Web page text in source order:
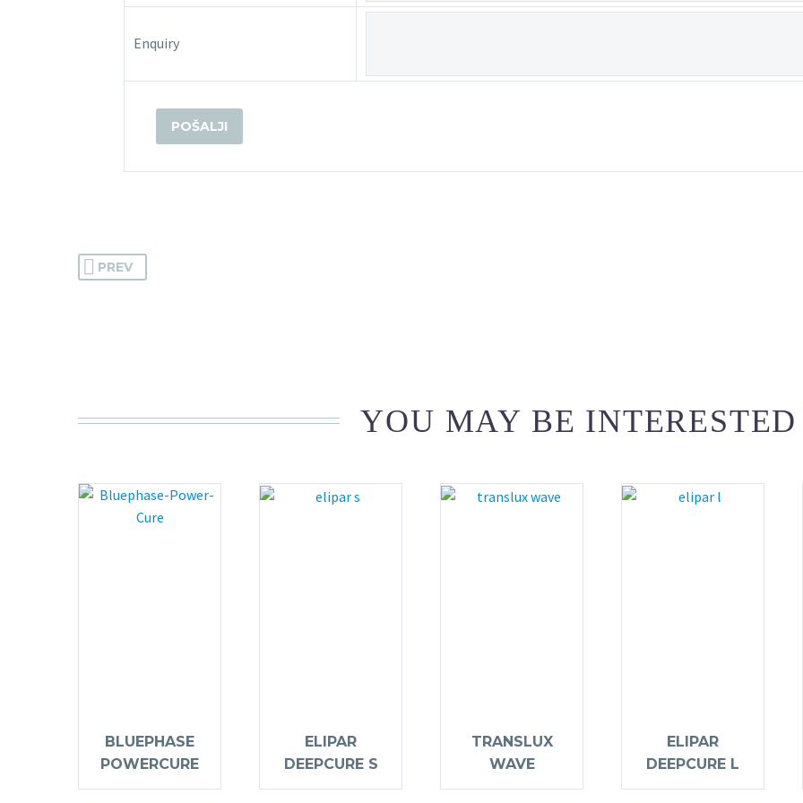
Enquiry
PREV
YOU MAY BE
BLUEPHASE
POWERCURE
ELIPAR
DEEPCURE S
TRANSLUX
WAVE
ELIPAR
DEEPCURE L